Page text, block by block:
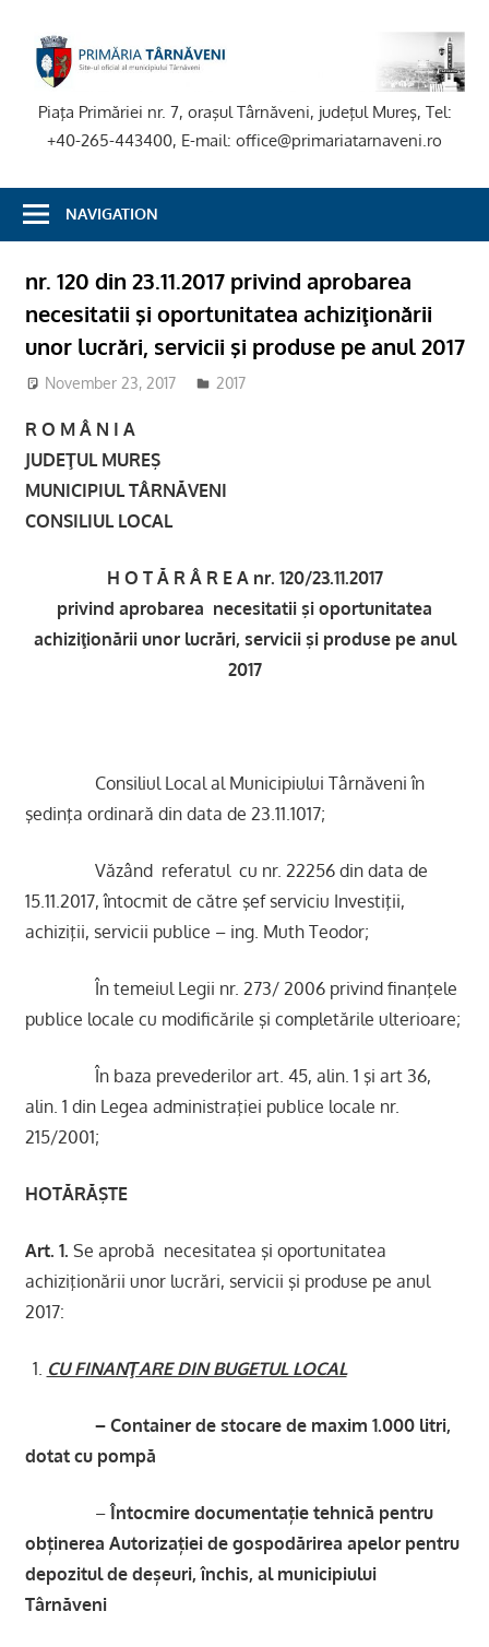
content
Piaţa Primăriei nr. 7, oraşul Târnăveni, judeţul Mureş, Tel:
+40-265-443400, E-mail: office@primariatarnaveni.ro
NAVIGATION
nr. 120 din 23.11.2017 privind aprobarea
necesitatii şi oportunitatea achiziţionării
unor lucrări, servicii şi produse pe anul 2017
November 23, 2017 admsite
2017
R O M Â N I A
JUDEŢUL MUREŞ
MUNICIPIUL TÂRNĂVENI
CONSILIUL LOCAL
H O T Ă R Â R E A nr. 120/23.11.2017
privind aprobarea necesitatii şi oportunitatea
achiziţionării unor lucrări, servicii şi produse pe anul
2017
Consiliul Local al Municipiului Târnăveni în
şedinţa ordinară din data de 23.11.1017;
Văzând referatul cu nr. 22256 din data de
15.11.2017, întocmit de către şef serviciu Investiţii,
achiziţii, servicii publice – ing. Muth Teodor;
În temeiul Legii nr. 273/ 2006 privind finanţele
publice locale cu modificările şi completările ulterioare;
În baza prevederilor art. 45, alin. 1 şi art 36,
alin. 1 din Legea administraţiei publice locale nr.
215/2001;
HOTĂRĂŞTE
Art. 1. Se aprobă necesitatea şi oportunitatea
achiziţionării unor lucrări, servicii şi produse pe anul
2017:
CU FINANŢARE DIN BUGETUL LOCAL
– Container de stocare de maxim 1.000 litri,
dotat cu pompă
–Întocmire documentație tehnică pentru
obținerea Autorizației de gospodărirea apelor pentru
depozitul de deșeuri, închis, al municipiului
Târnăveni